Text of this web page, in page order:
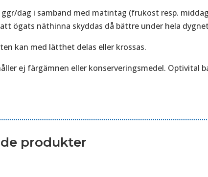
ggr/dag i samband med matintag (frukost resp.
ögats näthinna skyddas då bättre under hela
kan med lätthet delas eller krossas.
ej färgämnen eller konserveringsmedel. Optivital
produkter